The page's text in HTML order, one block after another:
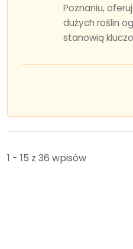
Poznaniu,
dużych roślin
stanowią
1 - 15 z 36 wpisów